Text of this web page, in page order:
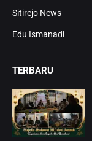
Sitirejo News
Edu Ismanadi
TERBARU